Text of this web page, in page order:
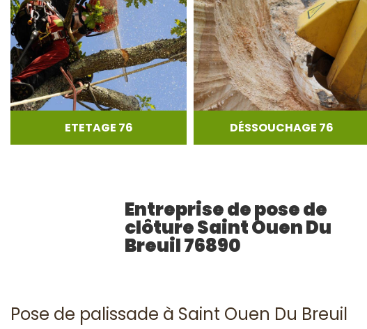
ETETAGE 76 DÉSSOUCHAGE 76
Entreprise de pose de
clôture Saint Ouen Du
Breuil 76890
Pose de palissade à Saint Ouen Du Breuil